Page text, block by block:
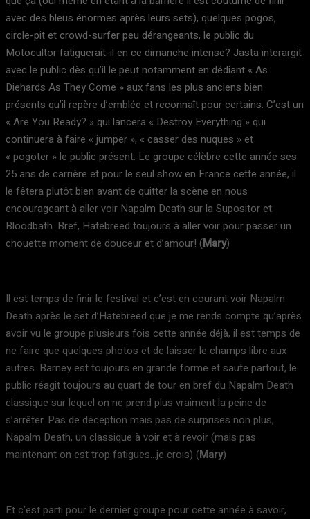
avec des bleus énormes après leurs sets), quelques pogos,
circle-pit et crowd-surfer peu dérangeants, le public du
Motocultor fatiguerait-il en ce dimanche intense? Jasta interargit
avec le public dès qu’il le peut notamment en dédiant « As
Diehards As They Come » aux fans les plus anciens bien
présents qu’il repère d’emblée et reconnaît pour certains. C’est un
« Are You Ready? » qui lancera « Destroy Everything » qui
continuera à faire « jumper », « casser des nuques » et
« pogoter » le public présent. Le groupe célèbre cette année ses
25 ans de carrière et pour le seul show en France cette année, il
le fêtera plutôt bien avant de quitter la scène en nous
encourageant à aller voir Napalm Death sur la Supositor et
Bloodbath. Bref, Hatebreed toujours à aller voir pour passer un
chouette moment de douceur et d’amour! (Mary)
Il est temps de finir le festival et c’est en courant voir Napalm
Death après le set d’Hatebreed que je me rends compte qu’après
avoir vu le groupe plusieurs fois cette année déjà, il est temps de
ne faire que quelques photos et de laisser le champs libre aux
autres. Barney est toujours en grande forme et saute partout, le
public réagit toujours au quart de tour en bref du Napalm Death
classique sur lequel on ne prend plus vraiment la peine de
s’arrêter. Pas de déception mais pas de surprises non plus,
Napalm Death, un classique à voir et à revoir (mais pas
maintenant on est trop fatigues…je crois) (Mary)
Et c’est parti pour le dernier groupe pour cette année à savoir,